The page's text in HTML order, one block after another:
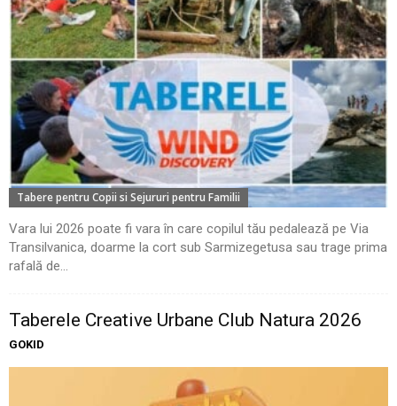
Tabere pentru Copii si Sejururi pentru Familii
Vara lui 2026 poate fi vara în care copilul tău pedalează pe Via
Transilvanica, doarme la cort sub Sarmizegetusa sau trage prima
rafală de...
Taberele Creative Urbane Club Natura 2026
GOKID